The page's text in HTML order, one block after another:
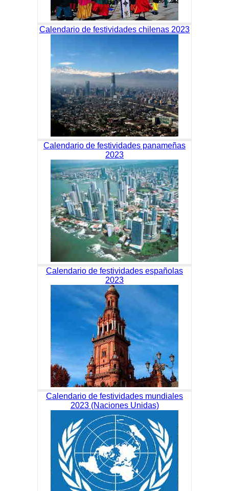
Calendario de festividades chilenas 2023
Calendario de festividades panameñas
2023
Calendario de festividades españolas
2023
Calendario de festividades mundiales
2023 (Naciones Unidas)